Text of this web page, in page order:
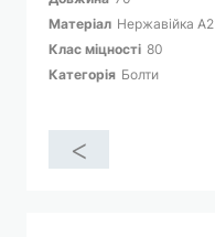
Матеріал Нержавійка A2
Клас міцності 80
Категорія Болти
<